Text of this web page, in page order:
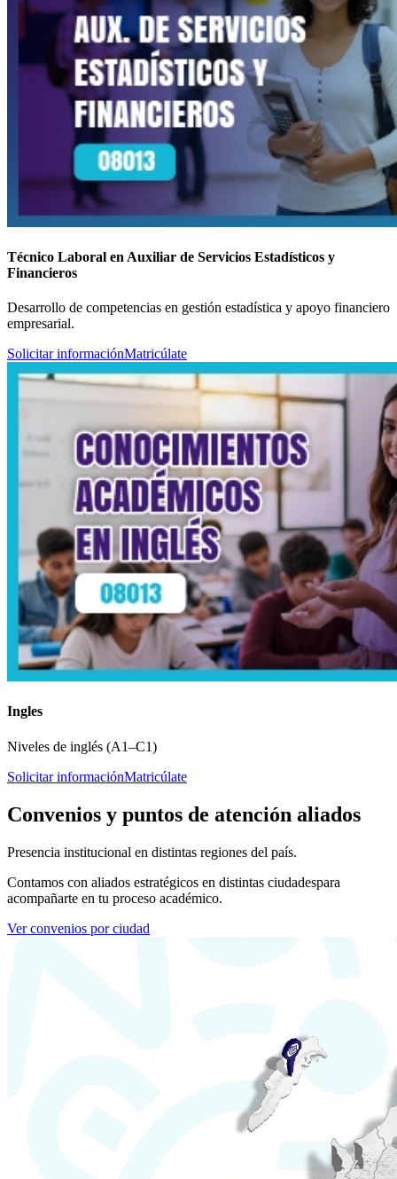
Técnico Laboral en Auxiliar de Servicios Estadísticos y
Financieros
Desarrollo de competencias en gestión estadística y apoyo financiero
empresarial.
Solicitar informaciónMatricúlate
Ingles
Niveles de inglés (A1–C1)
Solicitar informaciónMatricúlate
Convenios y puntos de atención aliados
Presencia institucional en distintas regiones del país.
Contamos con aliados estratégicos en distintas ciudadespara
acompañarte en tu proceso académico.
Ver convenios por ciudad